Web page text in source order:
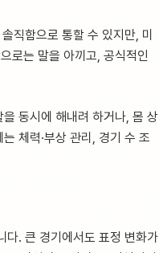
직함으로 통할 수 있지만, 미
로는 말을 아끼고, 공식적인
동시에 해내려 하거나, 몸 상
체력·부상 관리, 경기 수 조
다. 큰 경기에서도 표정 변화가